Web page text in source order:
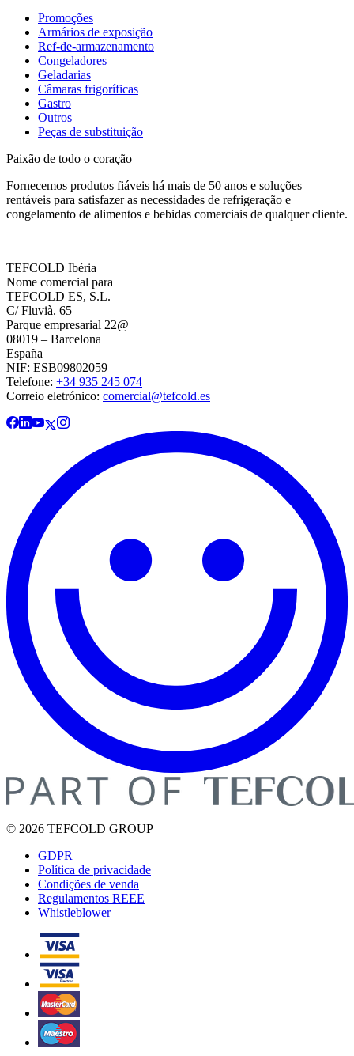
Promoções
Armários de exposição
Ref-de-armazenamento
Congeladores
Geladarias
Câmaras frigoríficas
Gastro
Outros
Peças de substituição
Paixão de todo o coração
Fornecemos produtos fiáveis há mais de 50 anos e soluções
rentáveis para satisfazer as necessidades de refrigeração e
congelamento de alimentos e bebidas comerciais de qualquer cliente.
TEFCOLD Ibéria
Nome comercial para
TEFCOLD ES, S.L.
C/ Fluvià. 65
Parque empresarial 22@
08019 – Barcelona
España
NIF: ESB09802059
Telefone: +34 935 245 074
Correio eletrónico: comercial@tefcold.es
© 2026 TEFCOLD GROUP
GDPR
Política de privacidade
Condições de venda
Regulamentos REEE
Whistleblower